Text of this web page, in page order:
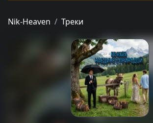
Nik-Heaven Треки